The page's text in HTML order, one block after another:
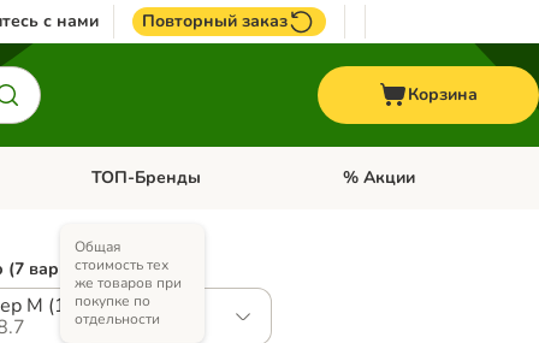
с нами Повторный заказ
Корзина
ПтицыОткройте меню категории: + VET корма
ТОП-Бренды Откройте меню
% Акции
(7 вариантов)
M (15 - 20 см)
Общая
стоимость тех
же товаров при
покупке по
отдельности